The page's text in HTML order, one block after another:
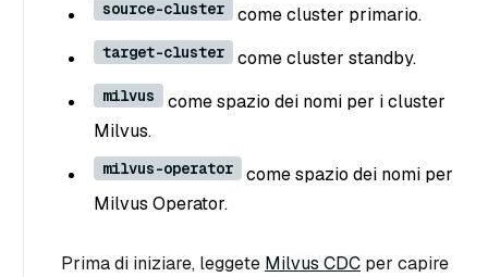
source-cluster come cluster primario.
target-cluster come cluster standby.
milvus
come spazio dei nomi per i cluster
Milvus.
milvus-operator
come spazio dei nomi per
Milvus Operator.
Prima di iniziare, leggete Milvus CDC per capire